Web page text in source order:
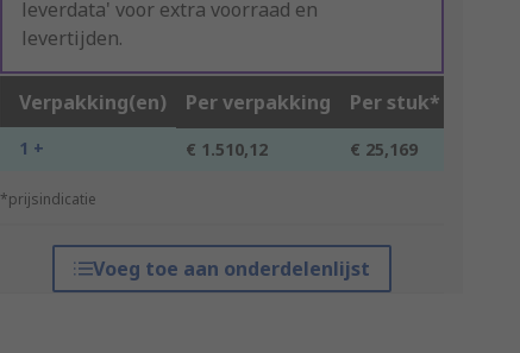
leverdata' voor extra voorraad en
levertijden.
Verpakking(en) Per verpakking Per stuk*
1 + € 1.510,12 € 25,169
*prijsindicatie
Voeg toe aan onderdelenlijst